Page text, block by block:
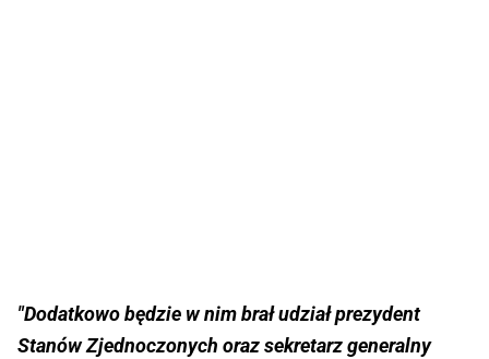
"Dodatkowo będzie w nim brał udział prezydent
Stanów Zjednoczonych oraz sekretarz generalny